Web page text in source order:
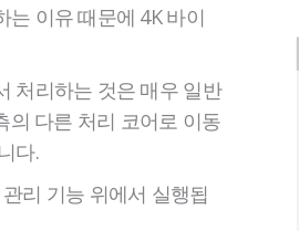
이유 때문에 4K 바이
처리하는 것은 매우 일반
의 다른 처리 코어로 이동
다.
리 기능 위에서 실행됩